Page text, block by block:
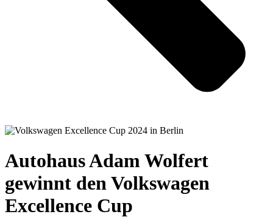
Autohaus Adam Wolfert
gewinnt den Volkswagen
Excellence Cup